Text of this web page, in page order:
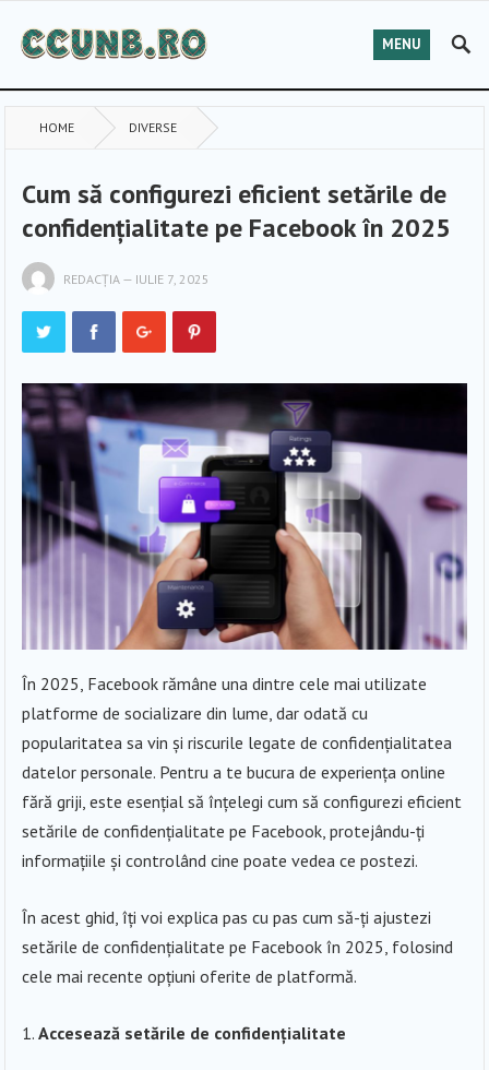
MENU
HOME DIVERSE
Cum să configurezi eficient setările de
confidențialitate pe Facebook în 2025
REDACȚIA — IULIE 7, 2025
În 2025, Facebook rămâne una dintre cele mai utilizate
platforme de socializare din lume, dar odată cu
popularitatea sa vin și riscurile legate de confidențialitatea
datelor personale. Pentru a te bucura de experiența online
fără griji, este esențial să înțelegi cum să configurezi eficient
setările de confidențialitate pe Facebook, protejându-ți
informațiile și controlând cine poate vedea ce postezi.
În acest ghid, îți voi explica pas cu pas cum să-ți ajustezi
setările de confidențialitate pe Facebook în 2025, folosind
cele mai recente opțiuni oferite de platformă.
Accesează setările de confidențialitate